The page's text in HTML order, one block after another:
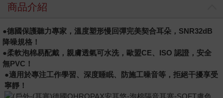
商品介紹
●德國保護聽力專家，溫度塑形慢回彈完美契合耳朵， SNR32dB
降噪規格！
●柔軟泡棉易配戴，親膚透氣可水洗，歐盟CE、 ISO 認證，安全
無PVC ！
●適用於專注工作學習、深度睡眠、防施工噪音等，拒絕干擾享受
寧靜！